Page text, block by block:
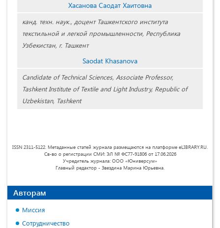
Хасанова Саодат Хаитовна
канд. техн. наук., доцент Ташкентского института
текстильной и легкой промышленности, Республика
Узбекистан, г. Ташкент
Saodat Khasanova
Candidate of Technical Sciences, Associate Professor,
Tashkent Institute of Textile and Light Industry, Republic of
Uzbekistan, Tashkent
ISSN 2311-5122. Метаданные статей журнала размещаются на платформе eLIBRARY.RU.
Св-во о регистрации СМИ: ЭЛ № ФС77-91806 от 17.06.2026
Учредитель журнала: ООО «Юниверсум»
Главный редактор - Звездина Марина Юрьевна.
Авторам
Миссия
Сотрудничество